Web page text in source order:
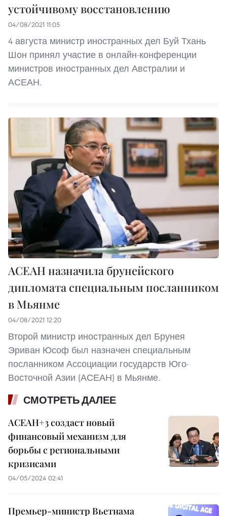
устойчивому восстановлению
04/08/2021 11:05
4 августа министр иностранных дел Буй Тхань
Шон принял участие в онлайн-конференции
министров иностранных дел Австралии и
АСЕАН.
АСЕАН назначила брунейского
дипломата специальным посланником
в Мьянме
04/08/2021 12:20
Второй министр иностранных дел Брунея
Эриван Юсоф был назначен специальным
посланником Ассоциации государств Юго-
Восточной Азии (АСЕАН) в Мьянме.
СМОТРЕТЬ ДАЛЕЕ
АСЕАН+3 создаст новый
финансовый механизм для
борьбы с региональными
кризисами
04/05/2024 02:41
Премьер-министр Вьетнама